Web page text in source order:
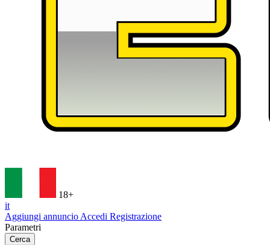
18+
it
Aggiungi annuncio Accedi Registrazione
Parametri
Cerca